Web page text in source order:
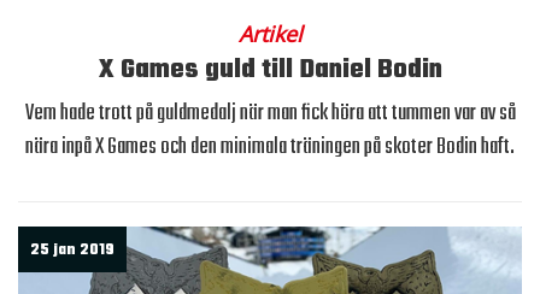
Artikel
X Games guld till Daniel Bodin
Vem hade trott på guldmedalj när man fick höra att tummen var av så
nära inpå X Games och den minimala träningen på skoter Bodin haft.
25 jan 2019